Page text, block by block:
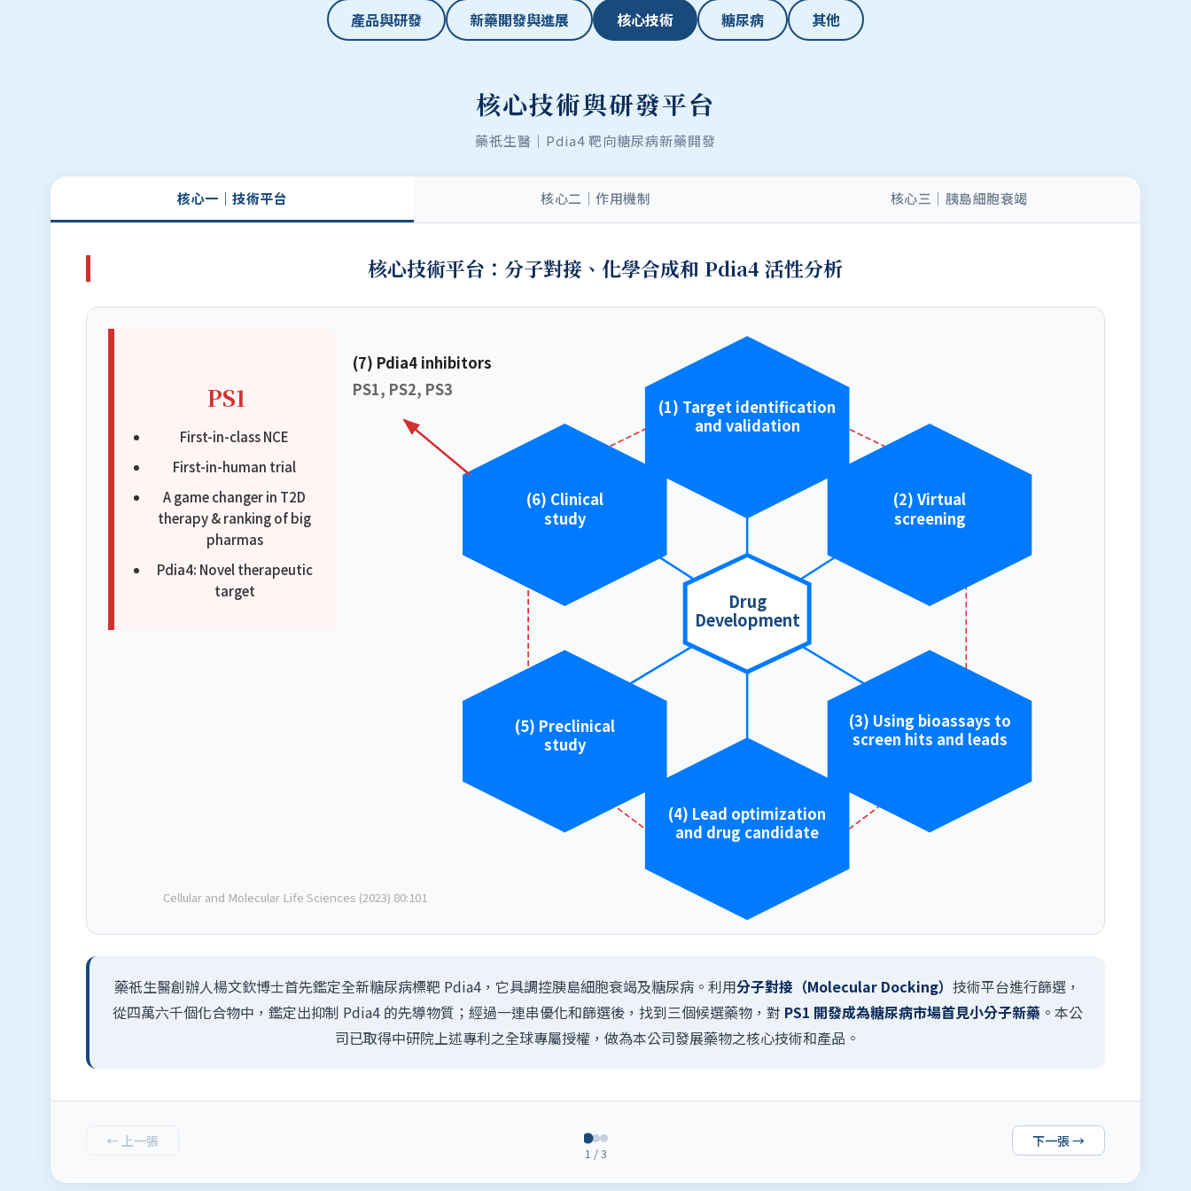
產品與研發 新藥開發與進展 核心技術 糖尿病 其他
核心技術與研發平台
藥祇生醫｜Pdia4 靶向糖尿病新藥開發
核心一｜技術平台 核心二｜作用機制 核心三｜胰島細胞衰竭
核心技術平台：分子對接、化學合成和 Pdia4 活性分析
PS1
First-in-class NCE
First-in-human trial
A game changer in T2D
therapy & ranking of big
pharmas
Pdia4: Novel therapeutic
target
Drug
Development
(1) Target identification
and validation
(2) Virtual
screening
(3) Using bioassays to
screen hits and leads
(4) Lead optimization
and drug candidate
(5) Preclinical
study
(6) Clinical
study
(7) Pdia4 inhibitors
PS1, PS2, PS3
Cellular and Molecular Life Sciences (2023) 80:101
藥祇生醫創辦人楊文欽博士首先鑑定全新糖尿病標靶 Pdia4，它具調控胰島細胞衰竭及糖尿病。利用分子對接（Molecular Docking） 技術平台進行篩選，
從四萬六千個化合物中，鑑定出抑制 Pdia4 的先導物質；經過一連串優化和篩選後，找到三個候選藥物，對 PS1 開發成為糖尿病市場首見小分子新藥 。本公
司已取得中研院上述專利之全球專屬授權，做為本公司發展藥物之核心技術和產品。
← 上一張
1 / 3
下一張 →